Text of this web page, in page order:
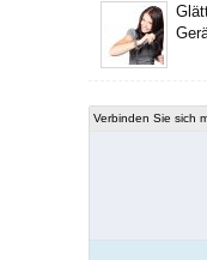
Verbinden Sie sich